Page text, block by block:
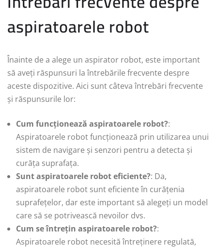
aspiratoarele robot
Înainte de a alege un aspirator robot, este important
să aveți răspunsuri la întrebările frecvente despre
aceste dispozitive. Aici sunt câteva întrebări frecvente
și răspunsurile lor:
Cum funcționează aspiratoarele robot?:
Aspiratoarele robot funcționează prin utilizarea unui
sistem de navigare și senzori pentru a detecta și
curăța suprafața.
Sunt aspiratoarele robot eficiente?: Da,
aspiratoarele robot sunt eficiente în curățenia
suprafețelor, dar este important să alegeți un model
care să se potrivească nevoilor dvs.
Cum se întrețin aspiratoarele robot?:
Aspiratoarele robot necesită întreținere regulată,